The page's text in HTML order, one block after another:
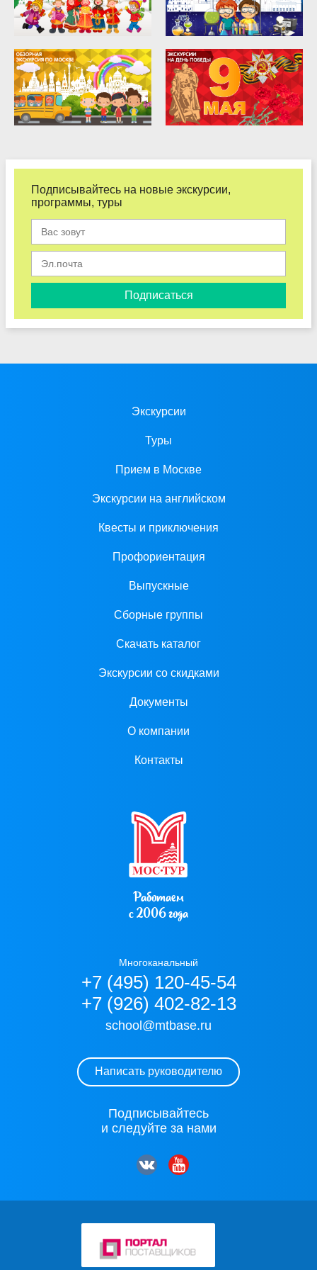
Подписывайтесь на новые экскурсии,
программы, туры
Подписаться
Экскурсии
Туры
Прием в Москве
Экскурсии на английском
Квесты и приключения
Профориентация
Выпускные
Сборные группы
Скачать каталог
Экскурсии со скидками
Документы
О компании
Контакты
Работаем
с 2006 года
Многоканальный
+7 (495) 120-45-54
+7 (926) 402-82-13
school@mtbase.ru
Написать руководителю
Подписывайтесь
и следуйте за нами